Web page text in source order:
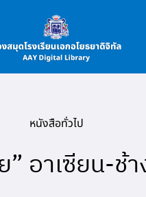
การสอน
หนังสือทั่วไป
” อาเซียน-ช้